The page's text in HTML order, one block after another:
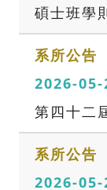
碩士班學
系所公告
2026-05-
第四十二
系所公告
2026-05-